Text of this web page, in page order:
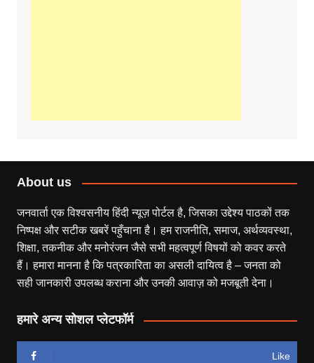
About us
जनवार्ता एक विश्वसनीय हिंदी न्यूज़ पोर्टल है, जिसका उद्देश्य पाठकों तक
निष्पक्ष और सटीक खबरें पहुँचाना है। हम राजनीति, समाज, अर्थव्यवस्था,
शिक्षा, तकनीक और मनोरंजन जैसे सभी महत्वपूर्ण विषयों को कवर करते
हैं। हमारा मानना है कि पत्रकारिता का असली दायित्व है – जनता को
सही जानकारी उपलब्ध कराना और उनकी आवाज़ को मजबूती देना।
हमारे अन्य सोशल प्लेटफॉर्म
Like